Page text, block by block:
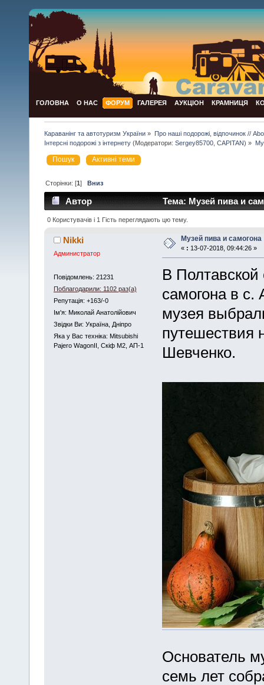
ГОЛОВНА О НАС ФОРУМ ГАЛЕРЕЯ АУКЦІОН КРАМНИЦЯ
Караванінг та автотуризм України » Про наші подорожі, відпочинок //
Інтерсні подорожі з інтернету (Модератори:Sergey85700 ,CAPITAN) »
Пошук Активні теми
Сторінки: [1]Вниз
Автор Тема: Музей пива и
0 Користувачів і 1 Гість переглядають цю тему.
Nikki
Администратор
Повідомлень: 21231
Поблагодарили: 1102 раз(а)
Репутація: +163/-0
Iм'я: Миколай Анатолійович
Звідки Ви: Україна, Дніпро
Яка у Вас техніка: Mitsubishi
Pajero WagonII, Скіф М2, АП-1
Музей пива и самогона
« : 13-07-2018, 09:44:26 »
В Полтавской
самогона в с.
музея
путешествия
Шевченко.
Основатель
семь лет